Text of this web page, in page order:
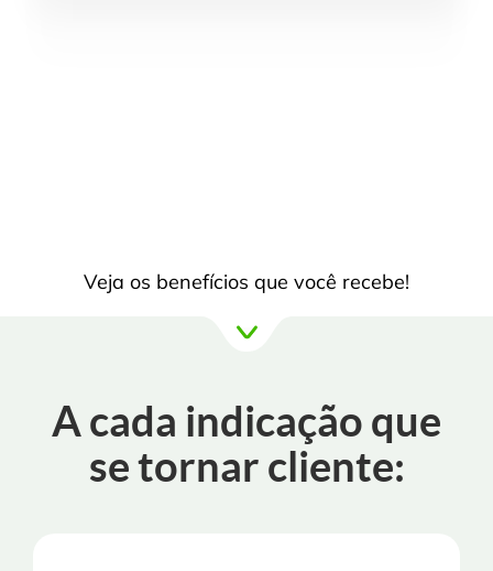
Veja os benefícios que você recebe!
A cada indicação que
se tornar cliente: